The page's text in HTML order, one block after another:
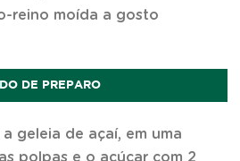
reino moída a gosto
DE PREPARO
geleia de açaí, em uma
polpas e o açúcar com 2